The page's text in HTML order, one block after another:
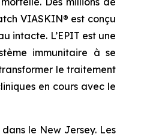
VIASKIN® est conçu
intacte. L’EPIT est une
immunitaire à se
le traitement
en cours avec le
le New Jersey. Les